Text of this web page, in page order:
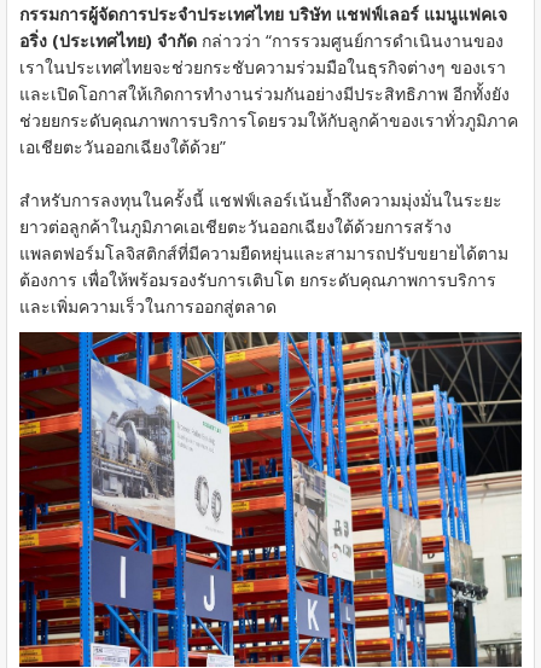
กรรมการผู้จัดการประจำประเทศไทย บริษัท แชฟฟ์เลอร์ แมนูแฟคเจ
อริ่ง (ประเทศไทย) จำกัด กล่าวว่า “การรวมศูนย์การดำเนินงานของ
เราในประเทศไทยจะช่วยกระชับความร่วมมือในธุรกิจต่างๆ ของเรา
และเปิดโอกาสให้เกิดการทำงานร่วมกันอย่างมีประสิทธิภาพ อีกทั้งยัง
ช่วยยกระดับคุณภาพการบริการโดยรวมให้กับลูกค้าของเราทั่วภูมิภาค
เอเชียตะวันออกเฉียงใต้ด้วย”
สำหรับการลงทุนในครั้งนี้ แชฟฟ์เลอร์เน้นย้ำถึงความมุ่งมั่นในระยะ
ยาวต่อลูกค้าในภูมิภาคเอเชียตะวันออกเฉียงใต้ด้วยการสร้าง
แพลตฟอร์มโลจิสติกส์ที่มีความยืดหยุ่นและสามารถปรับขยายได้ตาม
ต้องการ เพื่อให้พร้อมรองรับการเติบโต ยกระดับคุณภาพการบริการ
และเพิ่มความเร็วในการออกสู่ตลาด